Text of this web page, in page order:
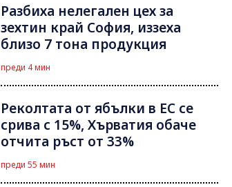
Разбиха нелегален цех за
зехтин край София, иззеха
близо 7 тона продукция
преди 4 мин
Реколтата от ябълки в ЕС се
срива с 15%, Хърватия обаче
отчита ръст от 33%
преди 55 мин